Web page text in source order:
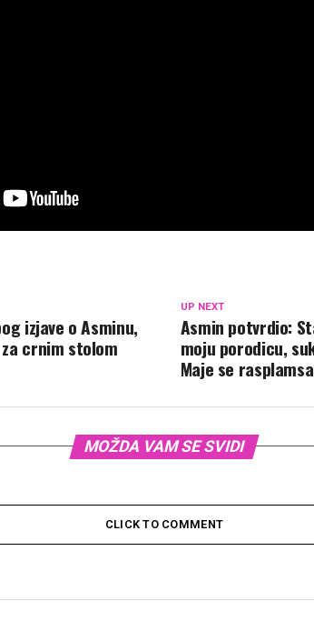
UP NEXT
Asmin potvrdio:
moju porodicu,
Maje se
izjave o Asminu,
crnim stolom
MOŽDA VAM SE SVIDI
CLICK TO COMMENT